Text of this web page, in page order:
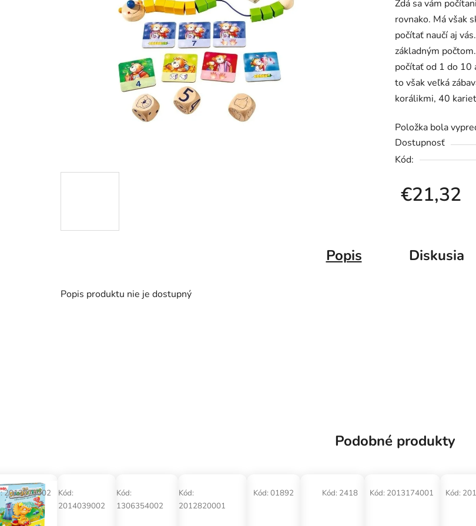
je
0,0
z
5
hviezdičiek.
Zdá sa vám
rovnako. Má však
počítať naučí aj
základným
počítať od 1 do 10
to však veľká
korálikmi, 40
Položka bola
Dostupnosť
Kód:
€21,32
Popis Diskusia
Popis produktu nie je dostupný
Podobné produkty
2013073002
Kód:
2014039002
Kód:
1306354002
Kód:
2012820001
Kód: 01892 Kód: 2418 Kód: 2013174001 Kód: